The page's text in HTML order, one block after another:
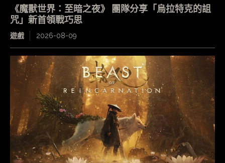
《魔獸世界：至暗之夜》 團隊分享「烏拉特克的詛
咒」新首領戰巧思
遊戲 2026-08-09